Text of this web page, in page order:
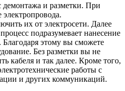
демонтажа и разметки. При
их от электросети. Далее
подразумевает нанесение
Благодаря этому вы сможете
Без разметки вы не
кабеля и так далее. Кроме того,
работы с
и других коммуникаций.